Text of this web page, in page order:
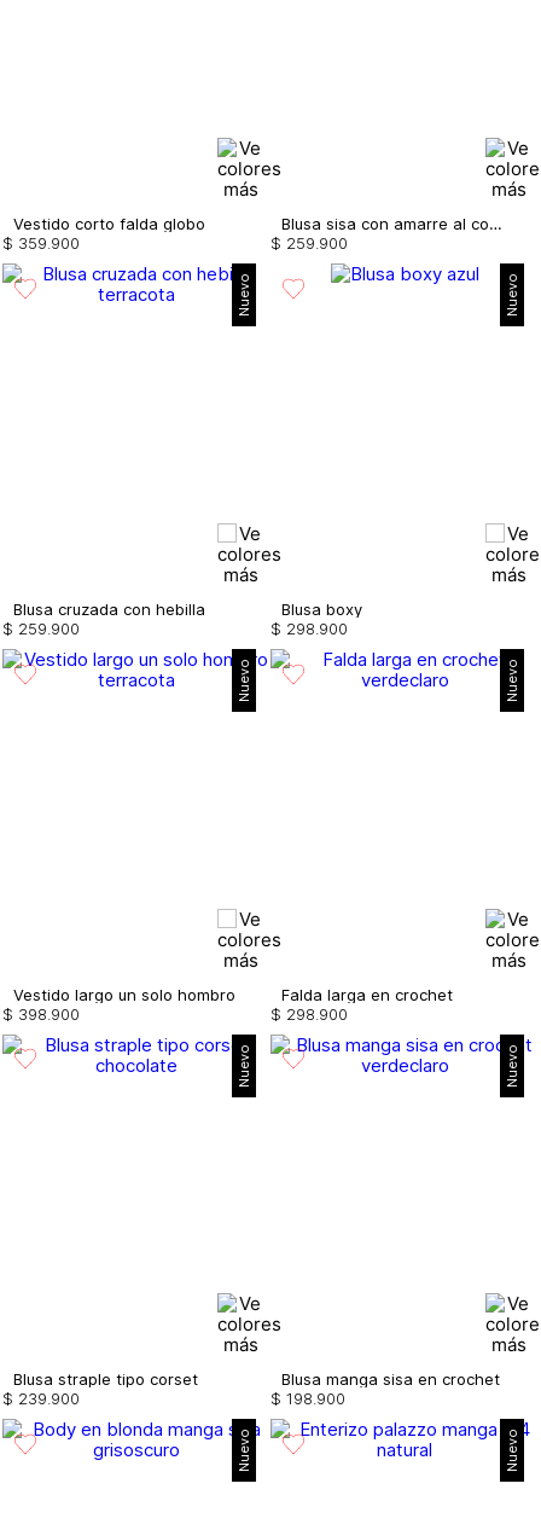
Vestido corto falda globo
$ 359 900
Blusa sisa con amarre al costado
$ 259 900
Nuevo
Blusa cruzada con hebilla
$ 259 900
Nuevo
Blusa boxy
$ 298 900
Nuevo
Vestido largo un solo hombro
$ 398 900
Nuevo
Falda larga en crochet
$ 298 900
Nuevo
Blusa straple tipo corset
$ 239.900
Nuevo
Blusa manga sisa en crochet
$ 198.900
Nuevo Nuevo